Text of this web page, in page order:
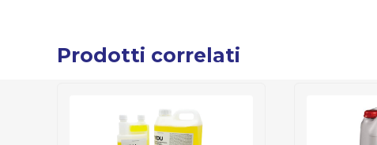
Prodotti correlati